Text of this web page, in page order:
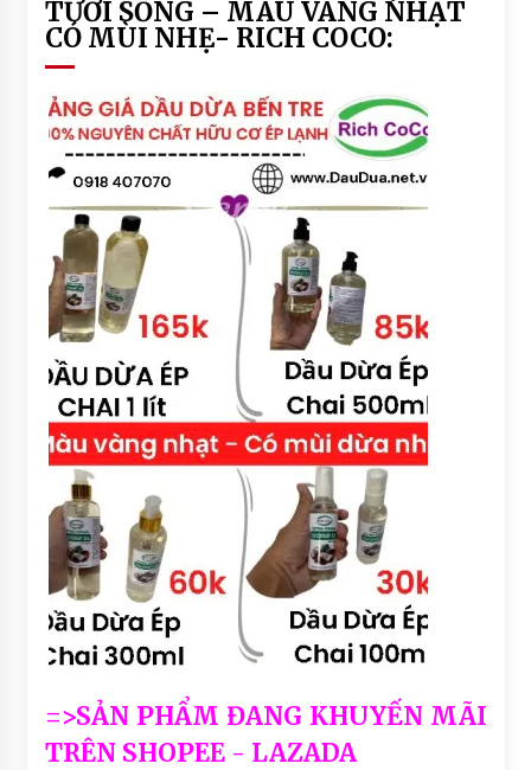
TƯƠI SỐNG – MÀU VÀNG NHẠT
CÓ MÙI NHẸ- RICH COCO:
=>SẢN PHẨM ĐANG KHUYẾN MÃI
TRÊN SHOPEE - LAZADA